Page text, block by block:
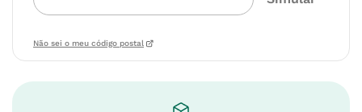
Não sei o meu código postal